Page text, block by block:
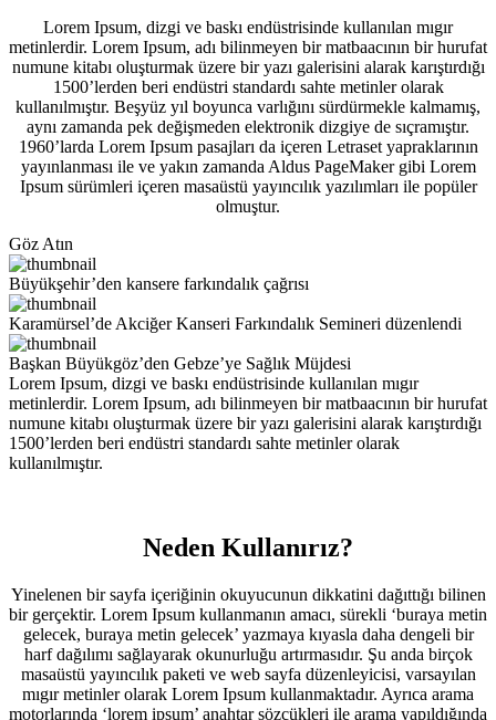
Lorem Ipsum, dizgi ve baskı endüstrisinde kullanılan mıgır
metinlerdir. Lorem Ipsum, adı bilinmeyen bir matbaacının bir hurufat
numune kitabı oluşturmak üzere bir yazı galerisini alarak karıştırdığı
1500’lerden beri endüstri standardı sahte metinler olarak
kullanılmıştır. Beşyüz yıl boyunca varlığını sürdürmekle kalmamış,
aynı zamanda pek değişmeden elektronik dizgiye de sıçramıştır.
1960’larda Lorem Ipsum pasajları da içeren Letraset yapraklarının
yayınlanması ile ve yakın zamanda Aldus PageMaker gibi Lorem
Ipsum sürümleri içeren masaüstü yayıncılık yazılımları ile popüler
olmuştur.
Göz Atın
Büyükşehir’den kansere farkındalık çağrısı
Karamürsel’de Akciğer Kanseri Farkındalık Semineri düzenlendi
Başkan Büyükgöz’den Gebze’ye Sağlık Müjdesi
Lorem Ipsum, dizgi ve baskı endüstrisinde kullanılan mıgır
metinlerdir. Lorem Ipsum, adı bilinmeyen bir matbaacının bir hurufat
numune kitabı oluşturmak üzere bir yazı galerisini alarak karıştırdığı
1500’lerden beri endüstri standardı sahte metinler olarak
kullanılmıştır.
Neden Kullanırız?
Yinelenen bir sayfa içeriğinin okuyucunun dikkatini dağıttığı bilinen
bir gerçektir. Lorem Ipsum kullanmanın amacı, sürekli ‘buraya metin
gelecek, buraya metin gelecek’ yazmaya kıyasla daha dengeli bir
harf dağılımı sağlayarak okunurluğu artırmasıdır. Şu anda birçok
masaüstü yayıncılık paketi ve web sayfa düzenleyicisi, varsayılan
mıgır metinler olarak Lorem Ipsum kullanmaktadır. Ayrıca arama
motorlarında ‘lorem ipsum’ anahtar sözcükleri ile arama yapıldığında